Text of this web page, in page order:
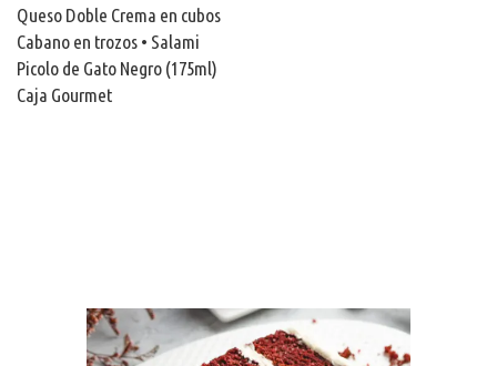
Queso Doble Crema en cubos
Cabano en trozos • Salami
Picolo de Gato Negro (175ml)
Caja Gourmet